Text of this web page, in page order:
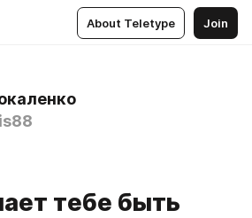
About Teletype Join
тебе быть